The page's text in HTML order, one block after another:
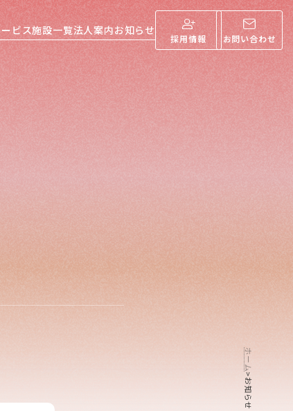
ビス施設一覧法人案内お知らせ
採用情報 お問い合わせ
ホーム
>
お知らせ